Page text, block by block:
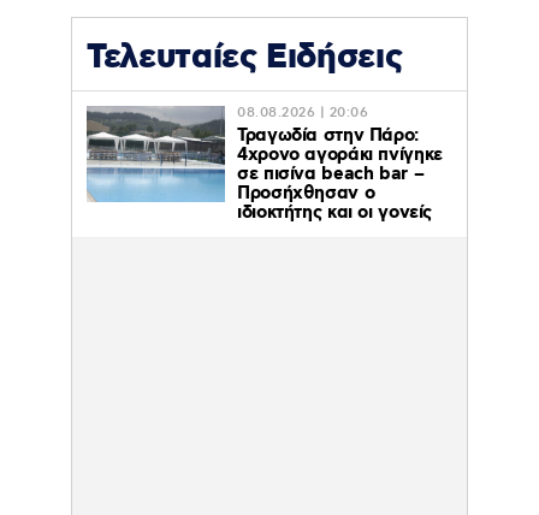
Τελευταίες Ειδήσεις
08.08.2026 | 20:06
Τραγωδία στην Πάρο:
4χρονο αγοράκι πνίγηκε
σε πισίνα beach bar –
Προσήχθησαν ο
ιδιοκτήτης και οι γονείς